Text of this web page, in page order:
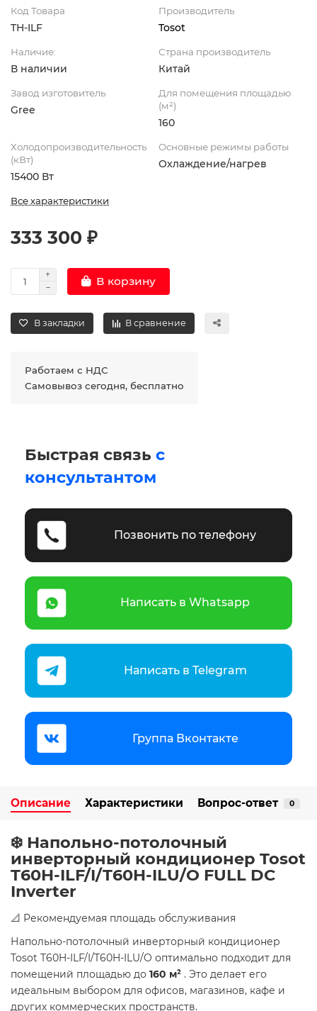
Код Товара
TH-ILF
Производитель
Tosot
Наличие:
В наличии
Страна производитель
Китай
Завод изготовитель
Gree
Для помещения площадью
(м²)
160
Холодопроизводительность
(кВт)
15400 Вт
Основные режимы работы
Охлаждение/нагрев
Все характеристики
333 300 ₽
В корзину
В закладки В сравнение
Работаем с НДС
Самовывоз сегодня, бесплатно
Быстрая связь с
консультантом
Позвонить по телефону
Написать в Whatsapp
Написать в Telegram
Группа Вконтакте
Описание Характеристики Вопрос-ответ 0
❄️ Напольно-потолочный
инверторный кондиционер Tosot
T60H-ILF/I/T60H-ILU/O FULL DC
Inverter
📐 Рекомендуемая площадь обслуживания
Напольно-потолочный инверторный кондиционер
Tosot T60H-ILF/I/T60H-ILU/O оптимально подходит для
помещений площадью до 160 м² . Это делает его
идеальным выбором для офисов, магазинов, кафе и
других коммерческих пространств.